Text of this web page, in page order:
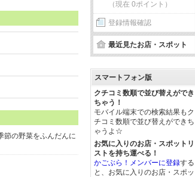
節の野菜をふんだんに
（現在 0ポイント）
登録情報確認
最近見たお店・スポット
スマートフォン版
クチコミ数順で並び替えができ
ちゃう！
モバイル端末での検索結果もク
チコミ数順で並び替えができち
ゃうよ☆
お気に入りのお店・スポットリ
ストを持ち運べる！
かごぶら！メンバーに登録する
と、お気に入りのお店・スポッ